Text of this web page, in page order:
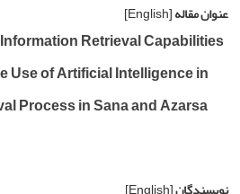
عنوان مقاله[English]
Retrieval Capabilities
Use of Artificial Intelligence in
Process in Sana and Azarsa